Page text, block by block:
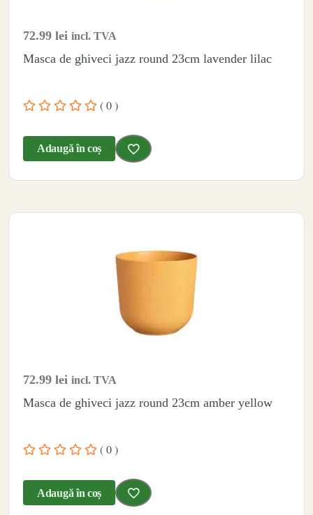
72.99 lei incl. TVA
Masca de ghiveci jazz round 23cm lavender lilac
( 0 )
Adaugă în coș
72.99 lei incl. TVA
Masca de ghiveci jazz round 23cm amber yellow
( 0 )
Adaugă în coș